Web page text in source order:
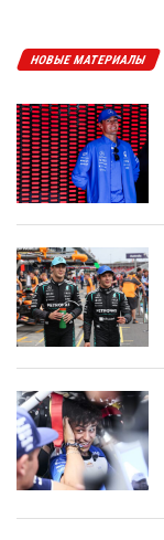
НОВЫЕ МАТЕРИАЛЫ